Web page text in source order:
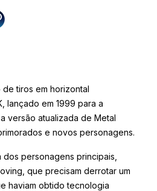
tiros em horizontal
lançado em 1999 para a
versão atualizada de Metal
e novos personagens.
personagens principais,
que precisam derrotar um
haviam obtido tecnologia